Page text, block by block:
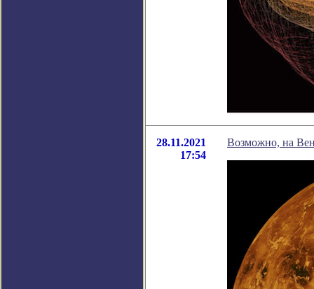
28.11.2021
17:54
Возможно, на